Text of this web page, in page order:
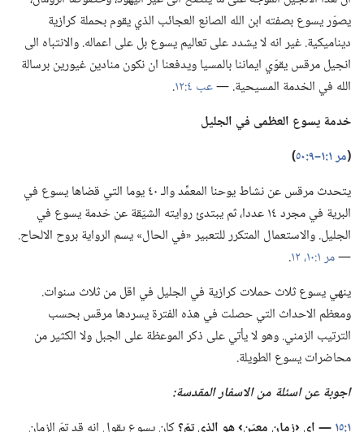
يصوّر يسوع بصفته ابن الله الصانع العجائب الذي يقوم بحملة كرازية
ديناميكية.‏ غير انه لا يشدد على تعاليم يسوع بل على اعماله.‏ والانتباه الى
انجيل مرقس يقوّي ايماننا بالمسيا ويدفعنا ان نكون منادين غيورين برسالة
الله في الخدمة المسيحية.‏ —‏عب ٤:‏١٢
‏.‏
خدمة يسوع العظمى في الجليل
‏(‏مر ١:‏١–‏٩:‏٥٠
‏)‏
يتحدث مرقس عن نشاط يوحنا المعمِّد والـ‍ ٤٠ يوما التي قضاها يسوع في
البرية في مجرد ١٤ عددا،‏ ثم يبتدئ روايته الشيّقة عن خدمة يسوع في
الجليل.‏ والاستعمال المتكرر للتعبير «في الحال» يسم الرواية بروح الالحاح.‏
—‏مر ١:‏١٠،‏
‏.‏
ينهي يسوع ثلاث حملات كرازية في الجليل في اقل من ثلاث سنوات.‏
ومعظم الاحداث التي حصلت في هذه الفترة يسردها مرقس بحسب
الترتيب الزمني.‏ وهو لا يأتي على ذكر الموعظة على الجبل ولا الكثير من
محاضرات يسوع الطويلة.‏
اجوبة عن اسئلة من الاسفار المقدسة:‏